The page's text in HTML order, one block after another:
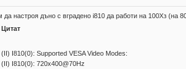
да настроя дъно с вградено i810 да работи на 100Хз
Цитат
(II) I810(0): Supported VESA Video Modes:
(II) I810(0): 720x400@70Hz